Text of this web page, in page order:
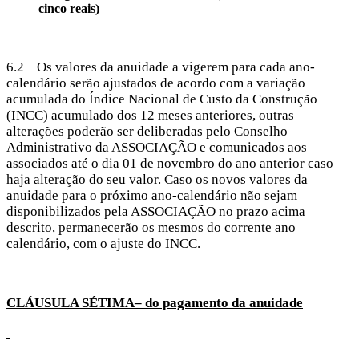
cinco reais)
6.2 Os valores da anuidade a vigerem para cada ano-
calendário serão ajustados de acordo com a variação
acumulada do Índice Nacional de Custo da Construção
(INCC) acumulado dos 12 meses anteriores, outras
alterações poderão ser deliberadas pelo Conselho
Administrativo da ASSOCIAÇÃO e comunicados aos
associados até o dia 01 de novembro do ano anterior caso
haja alteração do seu valor. Caso os novos valores da
anuidade para o próximo ano-calendário não sejam
disponibilizados pela ASSOCIAÇÃO no prazo acima
descrito, permanecerão os mesmos do corrente ano
calendário, com o ajuste do INCC.
CLÁUSULA SÉTIMA– do pagamento da anuidade